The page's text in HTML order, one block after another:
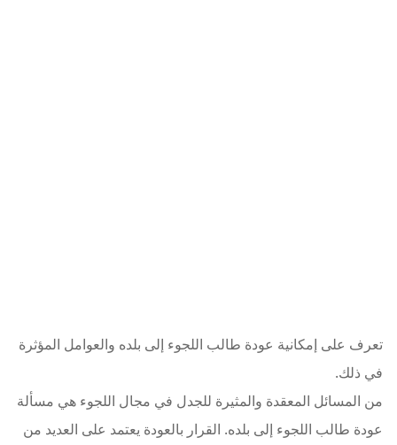
تعرف على إمكانية عودة طالب اللجوء إلى بلده والعوامل المؤثرة
في ذلك.
من المسائل المعقدة والمثيرة للجدل في مجال اللجوء هي مسألة
عودة طالب اللجوء إلى بلده. القرار بالعودة يعتمد على العديد من